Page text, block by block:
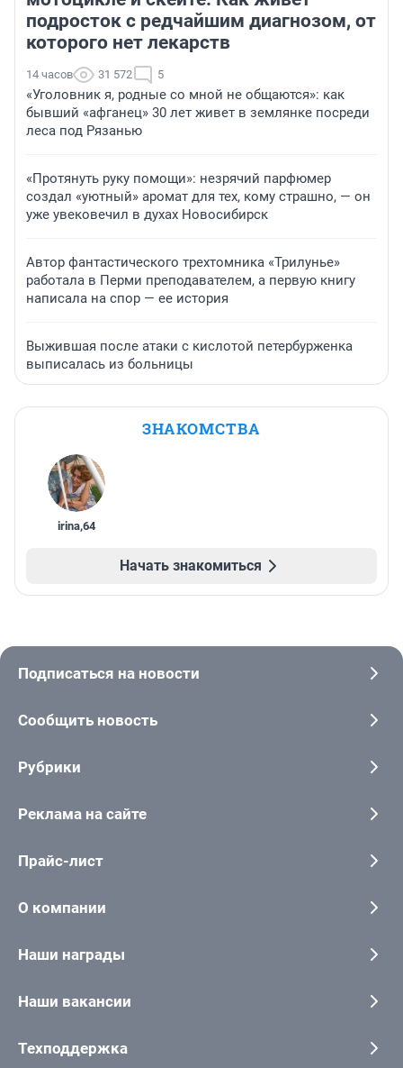
подросток с редчайшим диагнозом, от
которого нет лекарств
14 часов 31 572 5
«Уголовник я, родные со мной не общаются»: как
бывший «афганец» 30 лет живет в землянке посреди
леса под Рязанью
«Протянуть руку помощи»: незрячий парфюмер
создал «уютный» аромат для тех, кому страшно, — он
уже увековечил в духах Новосибирск
Автор фантастического трехтомника «Трилунье»
работала в Перми преподавателем, а первую книгу
написала на спор — ее история
Выжившая после атаки с кислотой петербурженка
выписалась из больницы
ЗНАКОМСТВА
irina,64
Начать знакомиться
Подписаться на новости
Сообщить новость
Рубрики
Реклама на сайте
Прайс-лист
О компании
Наши награды
Наши вакансии
Техподдержка